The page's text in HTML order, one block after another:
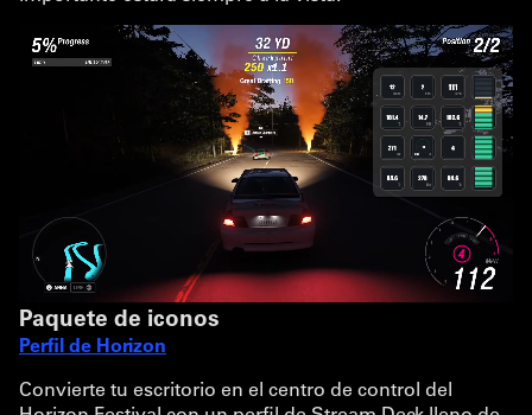
Paquete de iconos
Perfil de Horizon
Convierte tu escritorio en el centro de control del